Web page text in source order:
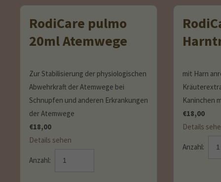
RodiCare pulmo
20ml Atemwege
Zur Stabilisierung der physiologischen
Abwehrkraft der Atemwege bei
Schnupfen und anderen Erkrankungen
der Atemwege
€18,00
Details sehen
Anzahl:
mit Harn
Kaninchen
€18,00
Details
Anzahl: